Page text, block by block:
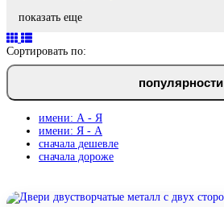
показать еще
Сортировать по:
популярности
имени: А - Я
имени: Я - А
сначала дешевле
сначала дороже